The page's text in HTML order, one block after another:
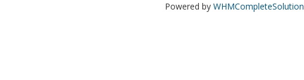
Powered by WHMCompleteSolution